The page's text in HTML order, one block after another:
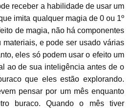
receber a habilidade de usar um
imita qualquer magia de 0 ou 1º
de magia, não há componentes
materiais, e pode ser usado várias
eles só podem usar o efeito um
ao de sua inteligência antes de o
que eles estão explorando.
pensar por um mês enquanto
buraco. Quando o mês tiver